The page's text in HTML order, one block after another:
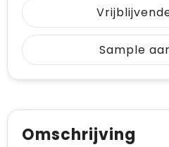
Sample
Omschrijving